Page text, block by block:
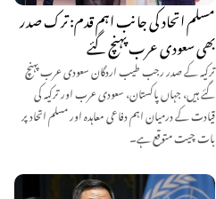
مسلم اتحاد کی جانب اہم قدم: ترک صدر
بھی سعودی عرب پہنچ گئے
ترکیہ کے صدر رجب طیب اردگان سعودی عرب پہنچ
گئے ہیں، جہاں پاکستان، سعودی عرب اور ترکیہ کی
قیادت کے درمیان اہم دفاعی معاہدہ اور مسلم اتحاد پر
بات چیت متوقع ہے۔